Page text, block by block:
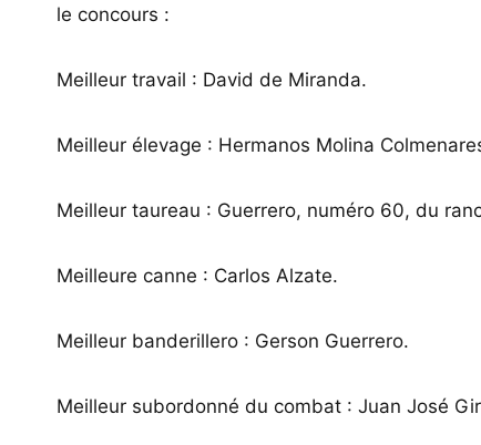
le concours :
Meilleur travail : David de Miranda.
Meilleur élevage : Hermanos Molina
Meilleur taureau : Guerrero, numéro 60, du
Meilleure canne : Carlos Alzate.
Meilleur banderillero : Gerson Guerrero.
Meilleur subordonné du combat : Juan José